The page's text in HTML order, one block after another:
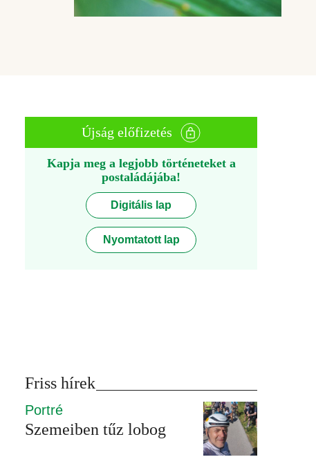
Újság előfizetés
Kapja meg a legjobb történeteket a
postaládájába!
Digitális lap
Nyomtatott lap
Friss hírek
Portré
Szemeiben tűz lobog